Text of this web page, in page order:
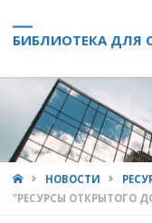
БИБЛИОТЕКА ДЛЯ
HOMEНОВОСТИ
"РЕСУРСЫ ОТКРЫТОГО